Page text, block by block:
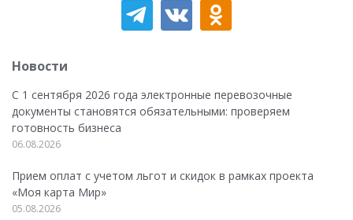
Новости
С 1 сентября 2026 года электронные перевозочные
документы становятся обязательными: проверяем
готовность бизнеса
06.08.2026
Прием оплат с учетом льгот и скидок в рамках проекта
«Моя карта Мир»
05.08.2026